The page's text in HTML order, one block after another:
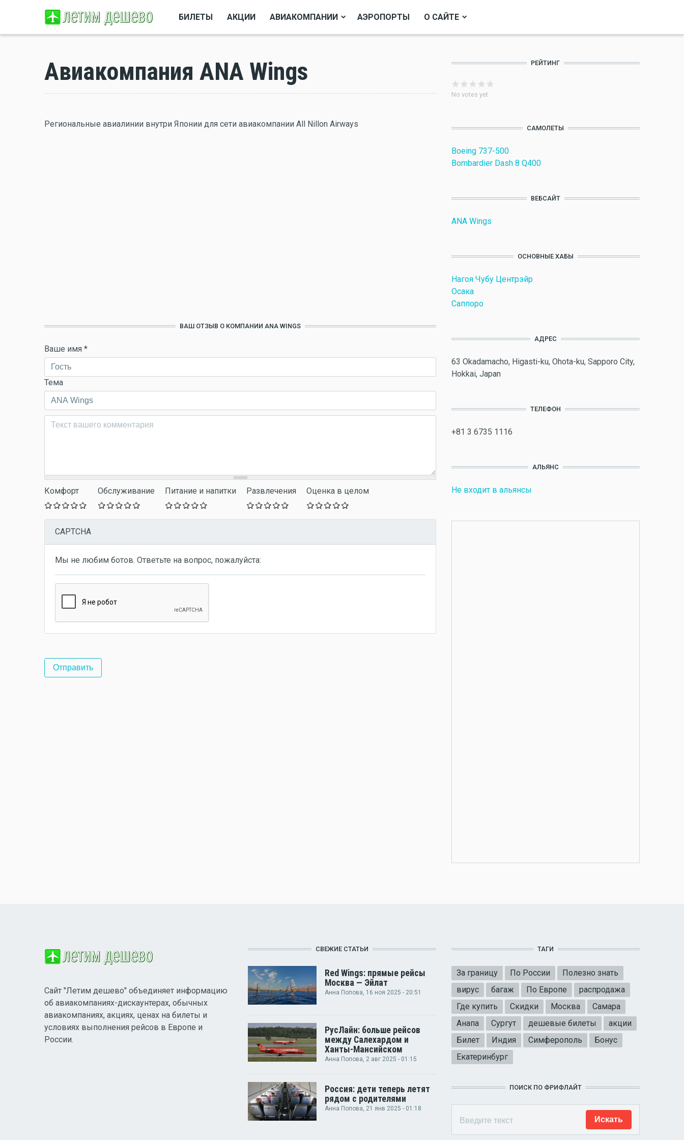
БИЛЕТЫ АКЦИИ АВИАКОМПАНИИ АЭРОПОРТЫ О САЙТЕ
Авиакомпания ANA Wings
Региональные авиалинии внутри Японии для сети авиакомпании All Nillon Airways
ВАШ ОТЗЫВ О КОМПАНИИ ANA WINGS
Ваше имя *
Тема
Комментарий*
Комфорт Обслуживание Питание и напитки Развлечения Оценка в целом
CAPTCHA
Мы не любим ботов. Ответьте на вопрос, пожалуйста:
РЕЙТИНГ
No votes yet
САМОЛЕТЫ
Boeing 737-500
Bombardier Dash 8 Q400
ВЕБСАЙТ
ANA Wings
ОСНОВНЫЕ ХАБЫ
Нагоя Чубу Центрэйр
Осака
Саппоро
АДРЕС
63 Okadamacho, Higasti-ku, Ohota-ku, Sapporo City,
Hokkai, Japan
ТЕЛЕФОН
+81 3 6735 1116
АЛЬЯНС
Не входит в альянсы
Сайт "Летим дешево" объединяет информацию
об авиакомпаниях-дискаунтерах, обычных
авиакомпаниях, акциях, ценах на билеты и
условиях выполнения рейсов в Европе и
России.
СВЕЖИЕ СТАТЬИ
Red Wings: прямые рейсы
Москва — Эйлат
Анна Попова, 16 ноя 2025 - 20:51
РусЛайн: больше рейсов
между Салехардом и
Ханты-Мансийском
Анна Попова, 2 авг 2025 - 01:15
Россия: дети теперь летят
рядом с родителями
Анна Попова, 21 янв 2025 - 01:18
ТАГИ
За границу По России
Полезно знать
вирус
багаж По Европе
распродажа
Где купить
Скидки Москва
Самара
Анапа
Сургут дешевые билеты
акции
Билет
Индия Симферополь
Бонус
Екатеринбург
ПОИСК ПО ФРИФЛАЙТ